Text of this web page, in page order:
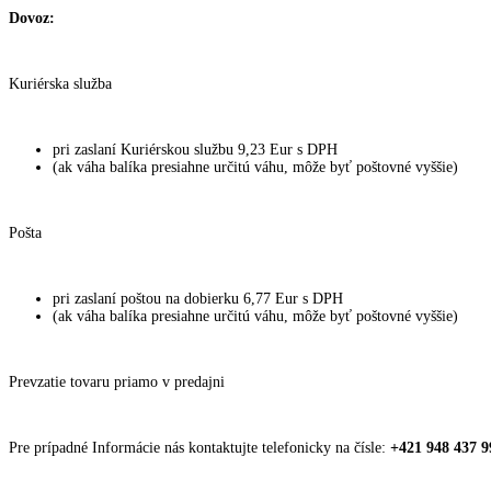
Dovoz:
Kuriérska služba
pri zaslaní Kuriérskou službu 9,23 Eur s DPH
(ak váha balíka presiahne určitú váhu, môže byť poštovné vyššie)
Pošta
pri zaslaní poštou na dobierku 6,77 Eur s DPH
(ak váha balíka presiahne určitú váhu, môže byť poštovné vyššie)
Prevzatie tovaru priamo v predajni
Pre prípadné Informácie nás kontaktujte telefonicky na čísle: +421 948 437